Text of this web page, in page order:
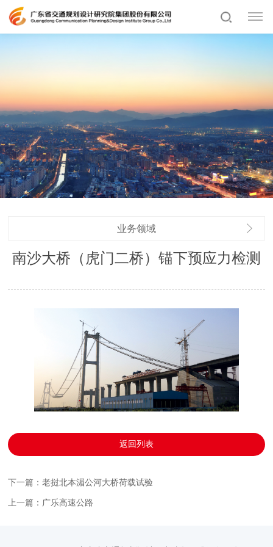
业务领域
南沙大桥（虎门二桥）锚下预应力检测
返回列表
下一篇：老挝北本湄公河大桥荷载试验
上一篇：广乐高速公路